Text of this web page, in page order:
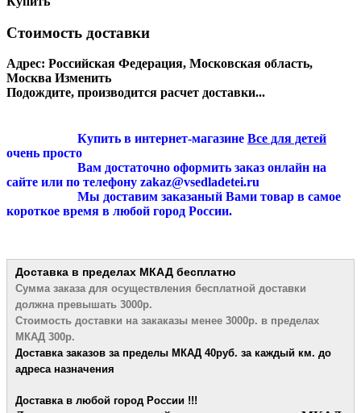
Стоимость доставки
Адрес: Российская Федерация, Московская область,
Москва Изменить
Подождите, производится расчет доставки...
Купить в интернет-магазине Все для детей
очень просто
Вам достаточно оформить заказ онлайн на
сайте или по телефону zakaz@vsedladetei.ru
Мы доставим заказаный Вами товар в самое
короткое время в любой город России.
Доставка в пределах МКАД бесплатно
Сумма заказа для осуществления бесплатной доставки
должна превышать 3000р.
Стоимость доставки на закаказы менее 3000р. в пределах
МКАД 300р.
Доставка заказов за пределы МКАД 40руб. за каждый км. до
адреса назначения
Доставка в любой город России !!!